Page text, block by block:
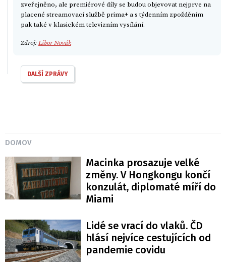
zveřejněno, ale premiérové díly se budou objevovat nejprve na
placené streamovací službě prima+ a s týdenním zpožděním
pak také v klasickém televizním vysílání.
Zdroj:Libor Novák
DALŠÍ ZPRÁVY
DOMOV
Macinka prosazuje velké
změny. V Hongkongu končí
konzulát, diplomaté míří do
Miami
Lidé se vrací do vlaků. ČD
hlásí nejvíce cestujících od
pandemie covidu